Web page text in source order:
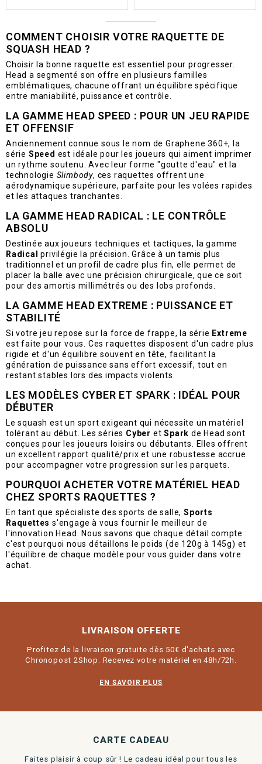
COMMENT CHOISIR VOTRE RAQUETTE DE
SQUASH HEAD ?
Choisir la bonne raquette est essentiel pour progresser.
Head a segmenté son offre en plusieurs familles
emblématiques, chacune offrant un équilibre spécifique
entre maniabilité, puissance et contrôle.
LA GAMME HEAD SPEED : POUR UN JEU RAPIDE
ET OFFENSIF
Anciennement connue sous le nom de Graphene 360+, la
série Speed est idéale pour les joueurs qui aiment imprimer
un rythme soutenu. Avec leur forme "goutte d'eau" et la
technologie Slimbody, ces raquettes offrent une
aérodynamique supérieure, parfaite pour les volées rapides
et les attaques tranchantes.
LA GAMME HEAD RADICAL : LE CONTRÔLE
ABSOLU
Destinée aux joueurs techniques et tactiques, la gamme
Radical privilégie la précision. Grâce à un tamis plus
traditionnel et un profil de cadre plus fin, elle permet de
placer la balle avec une précision chirurgicale, que ce soit
pour des amortis millimétrés ou des lobs profonds.
LA GAMME HEAD EXTREME : PUISSANCE ET
STABILITÉ
Si votre jeu repose sur la force de frappe, la série Extreme
est faite pour vous. Ces raquettes disposent d'un cadre plus
rigide et d'un équilibre souvent en tête, facilitant la
génération de puissance sans effort excessif, tout en
restant stables lors des impacts violents.
LES MODÈLES CYBER ET SPARK : IDÉAL POUR
DÉBUTER
Le squash est un sport exigeant qui nécessite un matériel
tolérant au début. Les séries Cyber etSpark de Head sont
conçues pour les joueurs loisirs ou débutants. Elles offrent
un excellent rapport qualité/prix et une robustesse accrue
pour accompagner votre progression sur les parquets.
POURQUOI ACHETER VOTRE MATÉRIEL HEAD
CHEZ SPORTS RAQUETTES ?
En tant que spécialiste des sports de salle, Sports
Raquettes s'engage à vous fournir le meilleur de
l'innovation Head. Nous savons que chaque détail compte :
c'est pourquoi nous détaillons le poids (de 120g à 145g) et
l'équilibre de chaque modèle pour vous guider dans votre
achat.
LIVRAISON OFFERTE
Profitez de la livraison gratuite dès 50€ d'achats avec
Chronopost 2Shop. Recevez votre matériel en 48h/72h.
EN SAVOIR PLUS
CARTE CADEAU
Faites plaisir à coup sûr ! Le cadeau idéal pour tous les